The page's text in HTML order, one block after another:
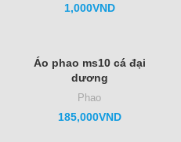
1,000VND
Áo phao ms10 cá đại
dương
Phao
185,000VND